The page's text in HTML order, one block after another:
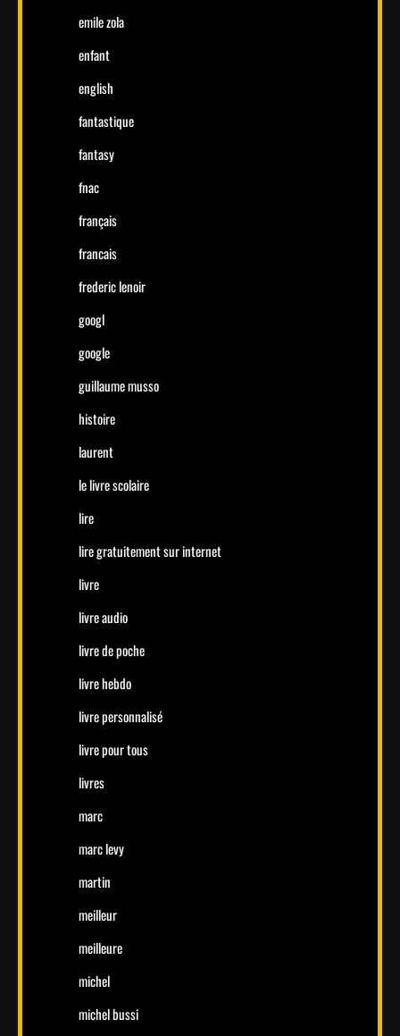
emile zola
enfant
english
fantastique
fantasy
fnac
français
francais
frederic lenoir
googl
google
guillaume musso
histoire
laurent
le livre scolaire
lire
lire gratuitement sur internet
livre
livre audio
livre de poche
livre hebdo
livre personnalisé
livre pour tous
livres
marc
marc levy
martin
meilleur
meilleure
michel
michel bussi